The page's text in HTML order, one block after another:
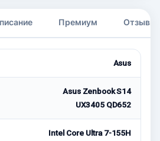
Премиум Отзывы
Asus
Asus Zenbook S14
UX3405 QD652
Intel Core Ultra 7-155H